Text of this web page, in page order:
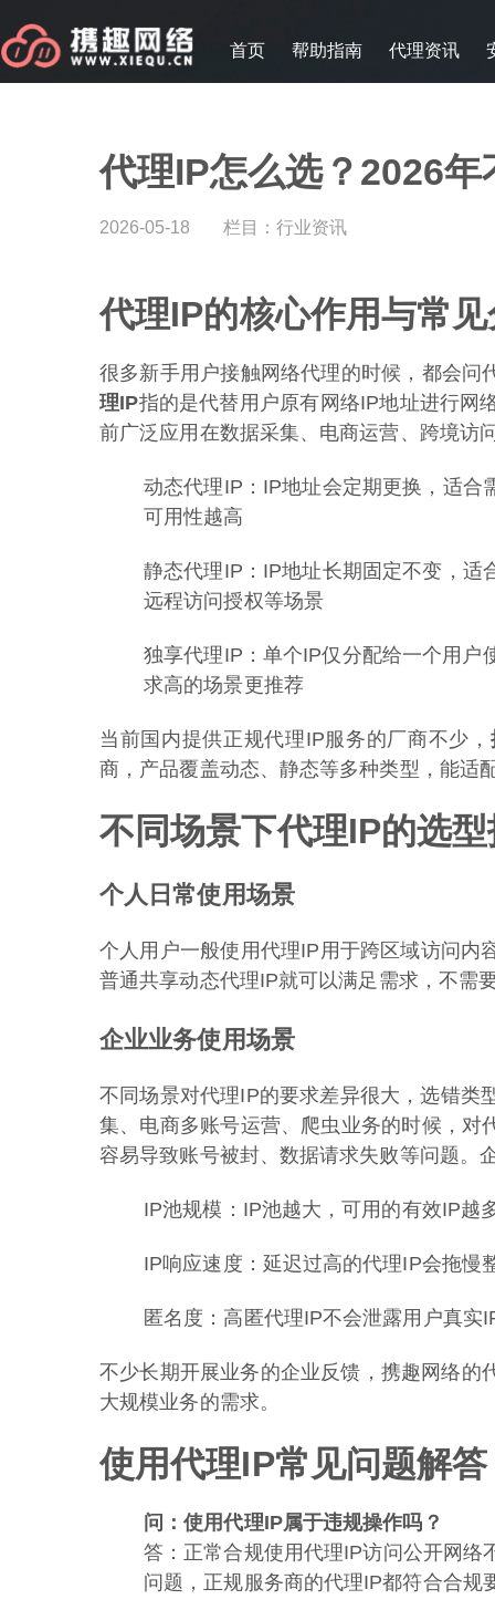
首页 帮助指南 代理资讯
代理IP怎么选？2026
2026-05-18 栏目： 行业资讯
代理IP的核心作用与常
很多新手用户接触网络代理的时候，都会
理IP指的是代替用户原有网络IP地址进行网
前广泛应用在数据采集、电商运营、跨境访
动态代理IP：IP地址会定期更换，适合
可用性越高
静态代理IP：IP地址长期固定不变，适
远程访问授权等场景
独享代理IP：单个IP仅分配给一个用户
求高的场景更推荐
当前国内提供正规代理IP服务的厂商不少，
商，产品覆盖动态、静态等多种类型，能适
不同场景下代理IP的选
个人日常使用场景
个人用户一般使用代理IP用于跨区域访问内
普通共享动态代理IP就可以满足需求，不需
企业业务使用场景
不同场景对代理IP的要求差异很大，选错类
集、电商多账号运营、爬虫业务的时候，对
容易导致账号被封、数据请求失败等问题。
IP池规模：IP池越大，可用的有效IP越
IP响应速度：延迟过高的代理IP会拖慢
匿名度：高匿代理IP不会泄露用户真
不少长期开展业务的企业反馈，携趣网络的
大规模业务的需求。
使用代理IP常见问题解答
问：使用代理IP属于违规操作吗？
答：正常合规使用代理IP访问公开网络
问题，正规服务商的代理IP都符合合规